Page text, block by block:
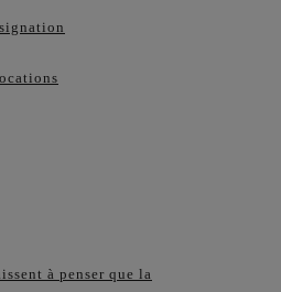
à penser que la